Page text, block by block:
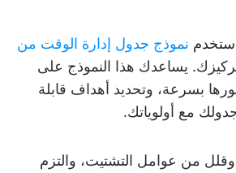
نموذج جدول إدارة الوقت من
يساعدك هذا النموذج على
بسرعة، وتحديد أهداف قابلة
مع أولوياتك.
من عوامل التشتيت، والتزم